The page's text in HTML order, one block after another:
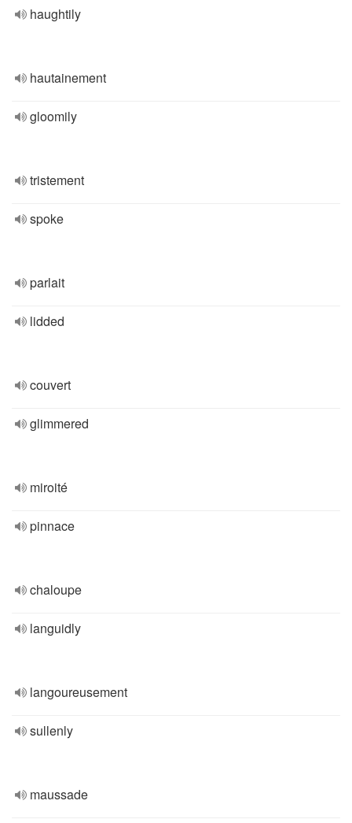
haughtily
hautainement
gloomily
tristement
spoke
parlait
lidded
couvert
glimmered
miroité
pinnace
chaloupe
languidly
langoureusement
sullenly
maussade